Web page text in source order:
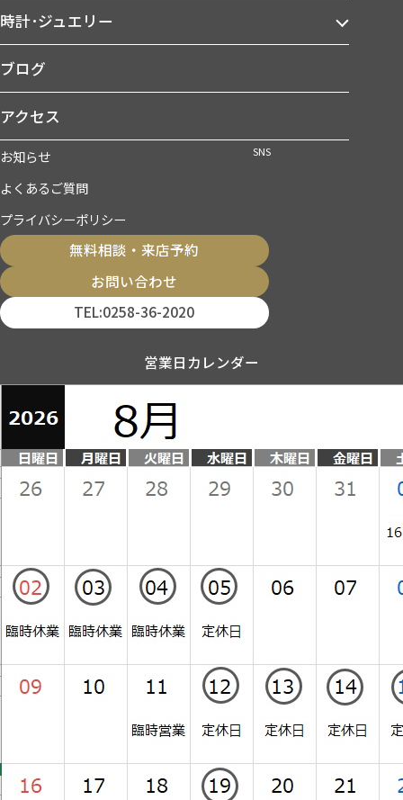
時計･ジュエリー
ブログ
アクセス
お知らせ
よくあるご質問
プライバシーポリシー
SNS
無料相談・来店予約
お問い合わせ
TEL:0258-36-2020
営業日カレンダー